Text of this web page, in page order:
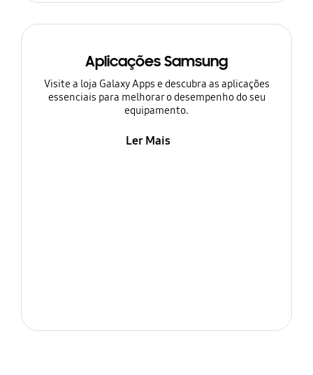
Aplicações Samsung
Visite a loja Galaxy Apps e descubra as aplicações
essenciais para melhorar o desempenho do seu
equipamento.
Ler Mais